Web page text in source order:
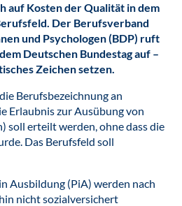
auf Kosten der Qualität in dem
Der Berufsverband
und Psychologen (BDP) ruft
Deutschen Bundestag auf –
Zeichen setzen.
Berufsbezeichnung an
Erlaubnis zur Ausübung von
soll erteilt werden, ohne dass die
Das Berufsfeld soll
Ausbildung (PiA) werden nach
nicht sozialversichert